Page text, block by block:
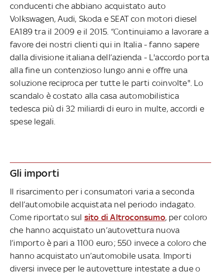
conducenti che abbiano acquistato auto
Volkswagen, Audi, Skoda e SEAT con motori diesel
EA189 tra il 2009 e il 2015. “Continuiamo a lavorare a
favore dei nostri clienti qui in Italia - fanno sapere
dalla divisione italiana dell’azienda - L'accordo porta
alla fine un contenzioso lungo anni e offre una
soluzione reciproca per tutte le parti coinvolte". Lo
scandalo è costato alla casa automobilistica
tedesca più di 32 miliardi di euro in multe, accordi e
spese legali.
Gli importi
Il risarcimento per i consumatori varia a seconda
dell’automobile acquistata nel periodo indagato.
Come riportato sul sito di Altroconsumo, per coloro
che hanno acquistato un’autovettura nuova
l’importo è pari a 1100 euro; 550 invece a coloro che
hanno acquistato un’automobile usata. Importi
diversi invece per le autovetture intestate a due o